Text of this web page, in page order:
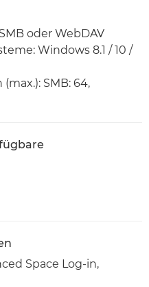
oder WebDAV
Windows 8.1 / 10 /
SMB: 64,
Space Log-in,